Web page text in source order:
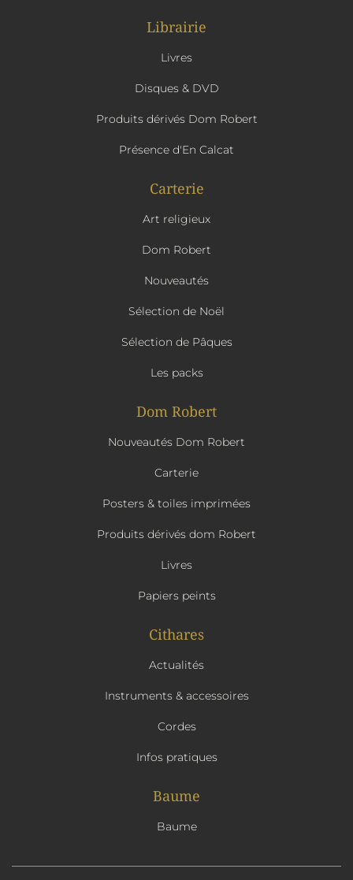
Librairie
Livres
Disques & DVD
Produits dérivés Dom Robert
Présence d'En Calcat
Carterie
Art religieux
Dom Robert
Nouveautés
Sélection de Noël
Sélection de Pâques
Les packs
Dom Robert
Nouveautés Dom Robert
Carterie
Posters & toiles imprimées
Produits dérivés dom Robert
Livres
Papiers peints
Cithares
Actualités
Instruments & accessoires
Cordes
Infos pratiques
Baume
Baume